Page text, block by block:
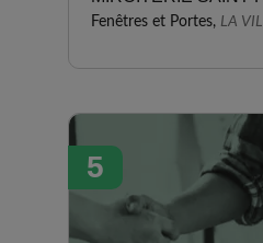
Fenêtres et Portes, LA
5